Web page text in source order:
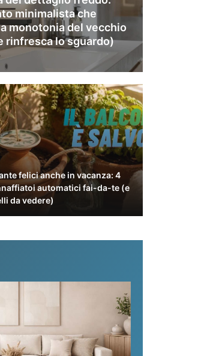
minimalista che
monotonia del vecchio
rinfresca lo sguardo)
felici anche in vacanza: 4
automatici fai-da-te (e
da vedere)